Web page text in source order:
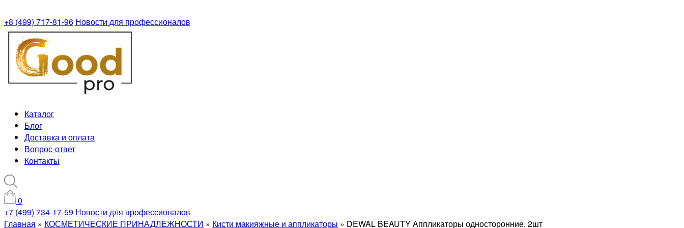
+8 (499) 717-81-96 Новости для профессионалов
Каталог
Блог
Доставка и оплата
Вопрос-ответ
Контакты
0
+7 (499) 734-17-59 Новости для профессионалов
Главная » КОСМЕТИЧЕСКИЕ ПРИНАДЛЕЖНОСТИ » Кисти макияжные и аппликаторы » DEWAL BEAUTY Аппликаторы односторонние, 2шт